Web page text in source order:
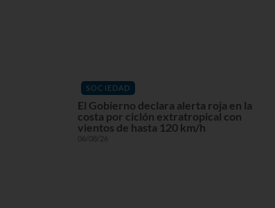
SOCIEDAD
El Gobierno declara alerta roja en la
costa por ciclón extratropical con
vientos de hasta 120 km/h
06/08/26